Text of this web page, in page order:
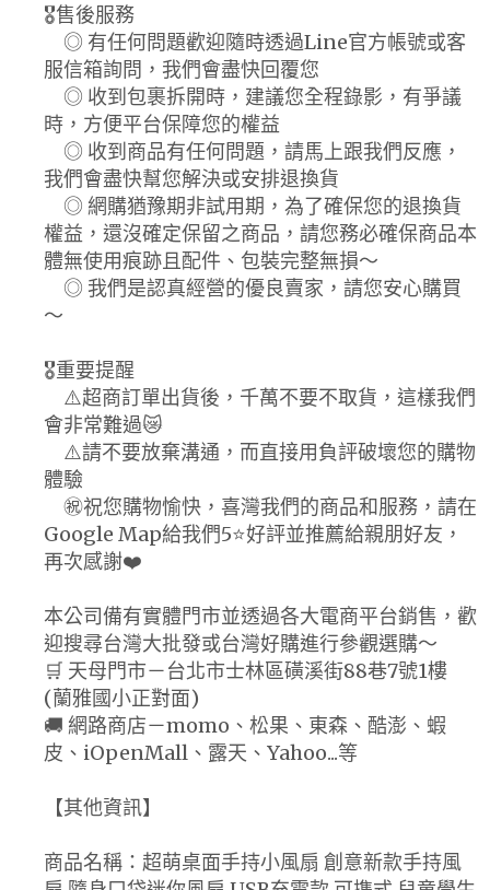
🎖️售後服務
◎ 有任何問題歡迎隨時透過Line官方帳號或客
服信箱詢問，我們會盡快回覆您
◎ 收到包裹拆開時，建議您全程錄影，有爭議
時，方便平台保障您的權益
◎ 收到商品有任何問題，請馬上跟我們反應，
我們會盡快幫您解決或安排退換貨
◎ 網購猶豫期非試用期，為了確保您的退換貨
權益，還沒確定保留之商品，請您務必確保商品本
體無使用痕跡且配件、包裝完整無損～
◎ 我們是認真經營的優良賣家，請您安心購買
～
🎖️重要提醒
⚠️超商訂單出貨後，千萬不要不取貨，這樣我們
會非常難過😿
⚠️請不要放棄溝通，而直接用負評破壞您的購物
體驗
㊗️祝您購物愉快，喜灣我們的商品和服務，請在
Google Map給我們5⭐好評並推薦給親朋好友，
再次感謝❤️
本公司備有實體門市並透過各大電商平台銷售，歡
迎搜尋台灣大批發或台灣好購進行參觀選購～
🛒 天母門市－台北市士林區磺溪街88巷7號1樓
(蘭雅國小正對面)
🚚 網路商店－momo、松果、東森、酷澎、蝦
皮、iOpenMall、露天、Yahoo...等
【其他資訊】
商品名稱：超萌桌面手持小風扇 創意新款手持風